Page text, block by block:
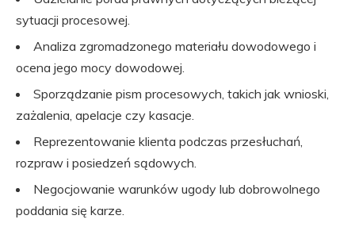
sytuacji procesowej.
Analiza zgromadzonego materiału dowodowego i
ocena jego mocy dowodowej.
Sporządzanie pism procesowych, takich jak wnioski,
zażalenia, apelacje czy kasacje.
Reprezentowanie klienta podczas przesłuchań,
rozpraw i posiedzeń sądowych.
Negocjowanie warunków ugody lub dobrowolnego
poddania się karze.